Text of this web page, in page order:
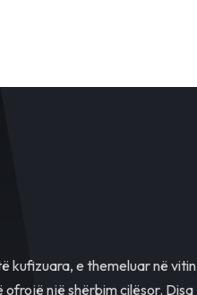
kufizuara, e themeluar në vitin
një shërbim cilësor. Disa